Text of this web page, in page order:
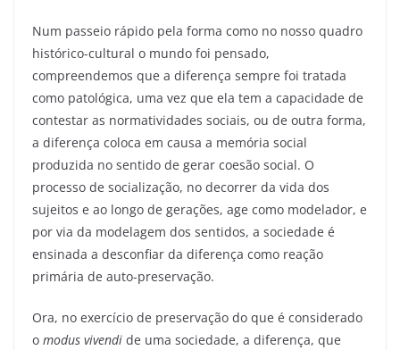
Num passeio rápido pela forma como no nosso quadro
histórico-cultural o mundo foi pensado,
compreendemos que a diferença sempre foi tratada
como patológica, uma vez que ela tem a capacidade de
contestar as normatividades sociais, ou de outra forma,
a diferença coloca em causa a memória social
produzida no sentido de gerar coesão social. O
processo de socialização, no decorrer da vida dos
sujeitos e ao longo de gerações, age como modelador, e
por via da modelagem dos sentidos, a sociedade é
ensinada a desconfiar da diferença como reação
primária de auto-preservação.
Ora, no exercício de preservação do que é considerado
o modus vivendi de uma sociedade, a diferença, que